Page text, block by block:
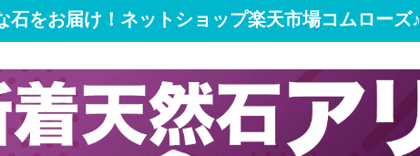
石をお届け！ネットショップ楽天市場コムローズ♪